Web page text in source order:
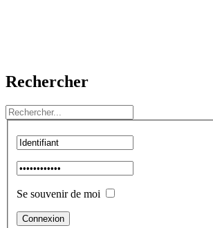
Rechercher
Se souvenir de moi